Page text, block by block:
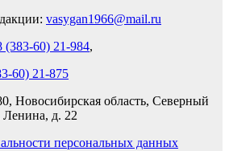
vasygan1966@mail.ru
(383-60) 21-984,
60) 21-875
Новосибирская область, Северный
Ленина, д. 22
персональных данных